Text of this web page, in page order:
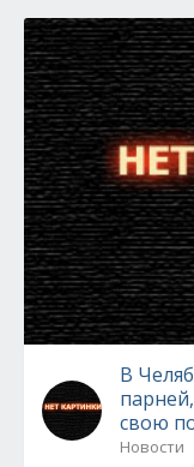
В
свою
Новости